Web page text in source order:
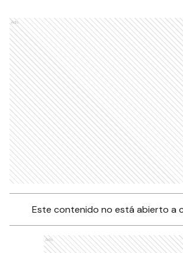
Ads
Este contenido no está abierto a
Ads